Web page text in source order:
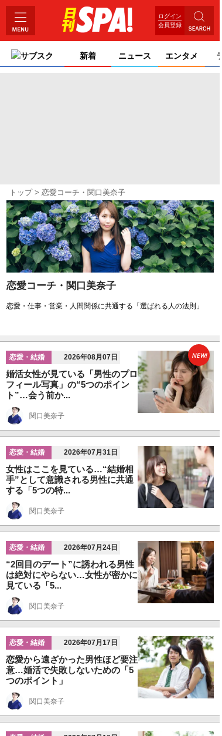
ログイン
会員登録
サブスク 新着 ニュース エンタメ
トップ 恋愛コーチ・関口美奈子
恋愛コーチ・関口美奈子
恋愛・仕事・営業・人間関係に共通する「選ばれる人の法則」
恋愛・結婚 2026年08月07日
婚活女性が見ている「男性のプロ
フィール写真」の“5つのポイン
ト”…会う前か...
関口美奈子
NEW!
恋愛・結婚 2026年07月31日
女性はここを見ている…“結婚相
手”として意識される男性に共通
する「5つの特...
関口美奈子
恋愛・結婚 2026年07月24日
“2回目のデート”に誘われる男性
は絶対にやらない…女性が密かに
見ている「5...
関口美奈子
恋愛・結婚 2026年07月17日
恋愛から遠ざかった男性ほど要注
意…婚活で失敗しないための「5
つのポイント」
関口美奈子